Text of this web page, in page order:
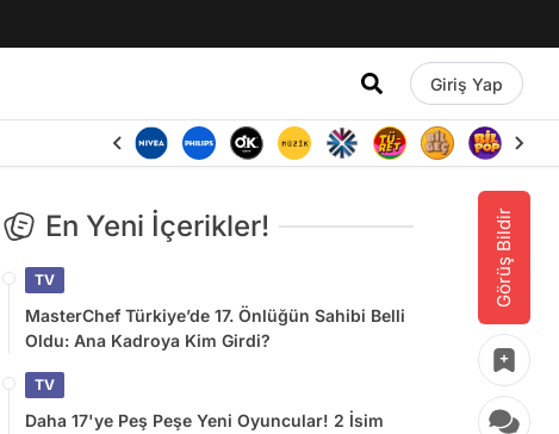
Giriş Yap
Görüş Bildir
En Yeni İçerikler!
TV
MasterChef Türkiye’de 17. Önlüğün Sahibi Belli
Oldu: Ana Kadroya Kim Girdi?
TV
Daha 17'ye Peş Peşe Yeni Oyuncular! 2 İsim